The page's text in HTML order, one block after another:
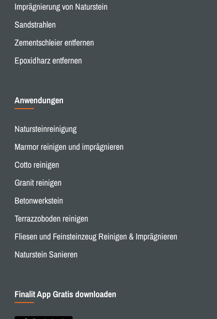
Imprägnierung von Naturstein
Sandstrahlen
Zementschleier entfernen
Epoxidharz entfernen
Anwendungen
Natursteinreinigung
Marmor reinigen und imprägnieren
Cotto reinigen
Granit reinigen
Betonwerkstein
Terrazzoboden reinigen
Fliesen und Feinsteinzeug Reinigen & Imprägnieren
Naturstein Sanieren
Finalit App Gratis downloaden